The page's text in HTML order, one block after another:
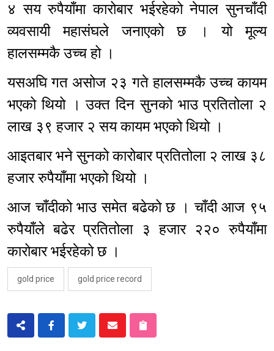
४ सय रुपैयाँमा कारोबार भईरहेको नेपाल सुनचाँदी
व्यवसायी महासंघले जनाएको छ । यो मूल्य
हालसम्मकै उच्च हो ।
यसअघि गत असोज २३ गते हालसम्मकै उच्च कायम
भएको थियो । उक्त दिन सुनको भाउ प्रतितोला २
लाख ३९ हजार २ सय कायम भएको थियो ।
आइतबार भने सुनको कारोबार प्रतितोला २ लाख ३८
हजार रुपैयाँमा भएको थियो ।
आज चाँदीको भाउ समेत बढेको छ । चाँदी आज ९५
रुपैयाँले बढेर प्रतितोला ३ हजार २२० रुपैयाँमा
कारोबार भईरहेको छ ।
gold price gold price record